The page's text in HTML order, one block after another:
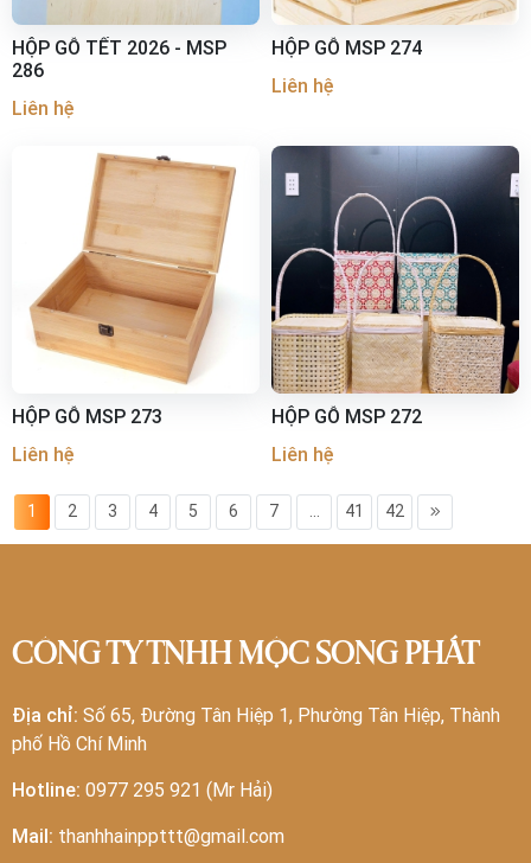
HỘP GỖ TẾT 2026 - MSP
286
Liên hệ
HỘP GỖ MSP 274
Liên hệ
HỘP GỖ MSP 273
Liên hệ
HỘP GỖ MSP 272
Liên hệ
1 2 3 4 5 6 7 ... 41 42
CÔNG TY TNHH MỘC SONG PHÁT
Địa chỉ: Số 65, Đường Tân Hiệp 1, Phường Tân Hiệp, Thành
phố Hồ Chí Minh
Hotline: 0977 295 921 (Mr Hải)
Mail: thanhhainppttt@gmail.com